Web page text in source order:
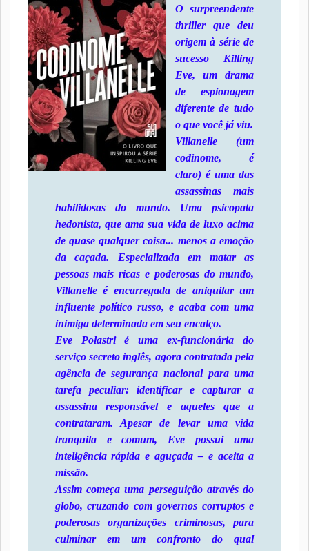
O surpreendente
thriller que deu
origem à série de
sucesso Killing
Eve, um drama
de espionagem
diferente de tudo
o que você já viu.
Villanelle (um
codinome, é
claro) é uma das
assassinas mais
habilidosas do mundo. Uma psicopata
hedonista, que ama sua vida de luxo acima
de quase qualquer coisa... menos a emoção
da caçada. Especializada em matar as
pessoas mais ricas e poderosas do mundo,
Villanelle é encarregada de aniquilar um
influente político russo, e acaba com uma
inimiga determinada em seu encalço.
Eve Polastri é uma ex-funcionária do
serviço secreto inglês, agora contratada pela
agência de segurança nacional para uma
tarefa peculiar: identificar e capturar a
assassina responsável e aqueles que a
contrataram. Apesar de levar uma vida
tranquila e comum, Eve possui uma
inteligência rápida e aguçada – e aceita a
missão.
Assim começa uma perseguição através do
globo, cruzando com governos corruptos e
poderosas organizações criminosas, para
culminar em um confronto do qual